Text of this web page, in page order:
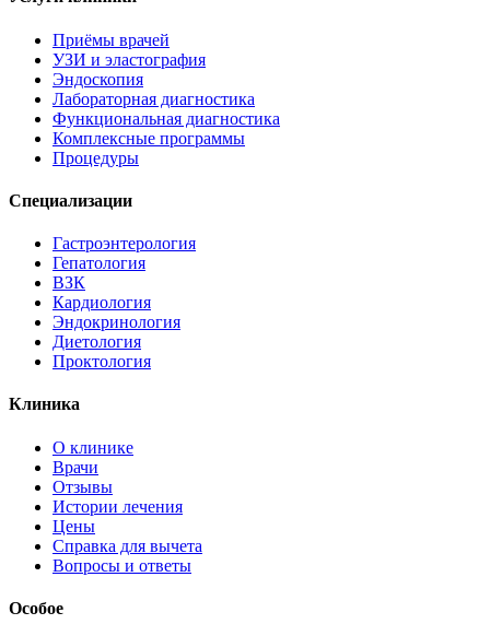
Приёмы врачей
УЗИ и эластография
Эндоскопия
Лабораторная диагностика
Функциональная диагностика
Комплексные программы
Процедуры
Специализации
Гастроэнтерология
Гепатология
ВЗК
Кардиология
Эндокринология
Диетология
Проктология
Клиника
О клинике
Врачи
Отзывы
Истории лечения
Цены
Справка для вычета
Вопросы и ответы
Особое